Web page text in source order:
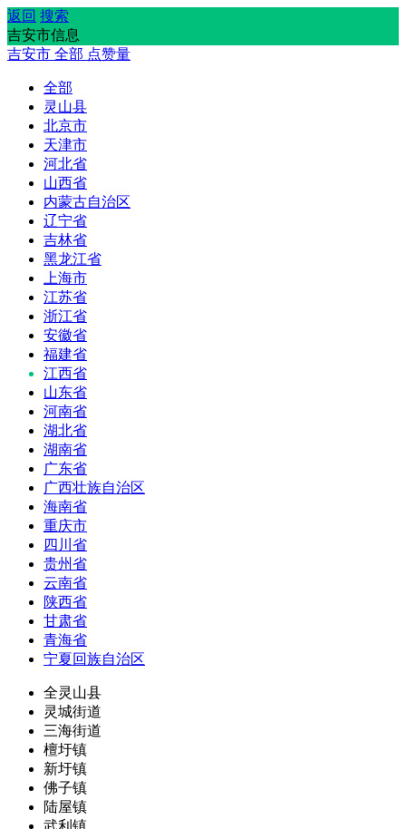
返回 搜索
吉安市信息
吉安市 全部 点赞量
全部
灵山县
北京市
天津市
河北省
山西省
内蒙古自治区
辽宁省
吉林省
黑龙江省
上海市
江苏省
浙江省
安徽省
福建省
江西省
山东省
河南省
湖北省
湖南省
广东省
广西壮族自治区
海南省
重庆市
四川省
贵州省
云南省
陕西省
甘肃省
青海省
宁夏回族自治区
全灵山县
灵城街道
三海街道
檀圩镇
新圩镇
佛子镇
陆屋镇
武利镇